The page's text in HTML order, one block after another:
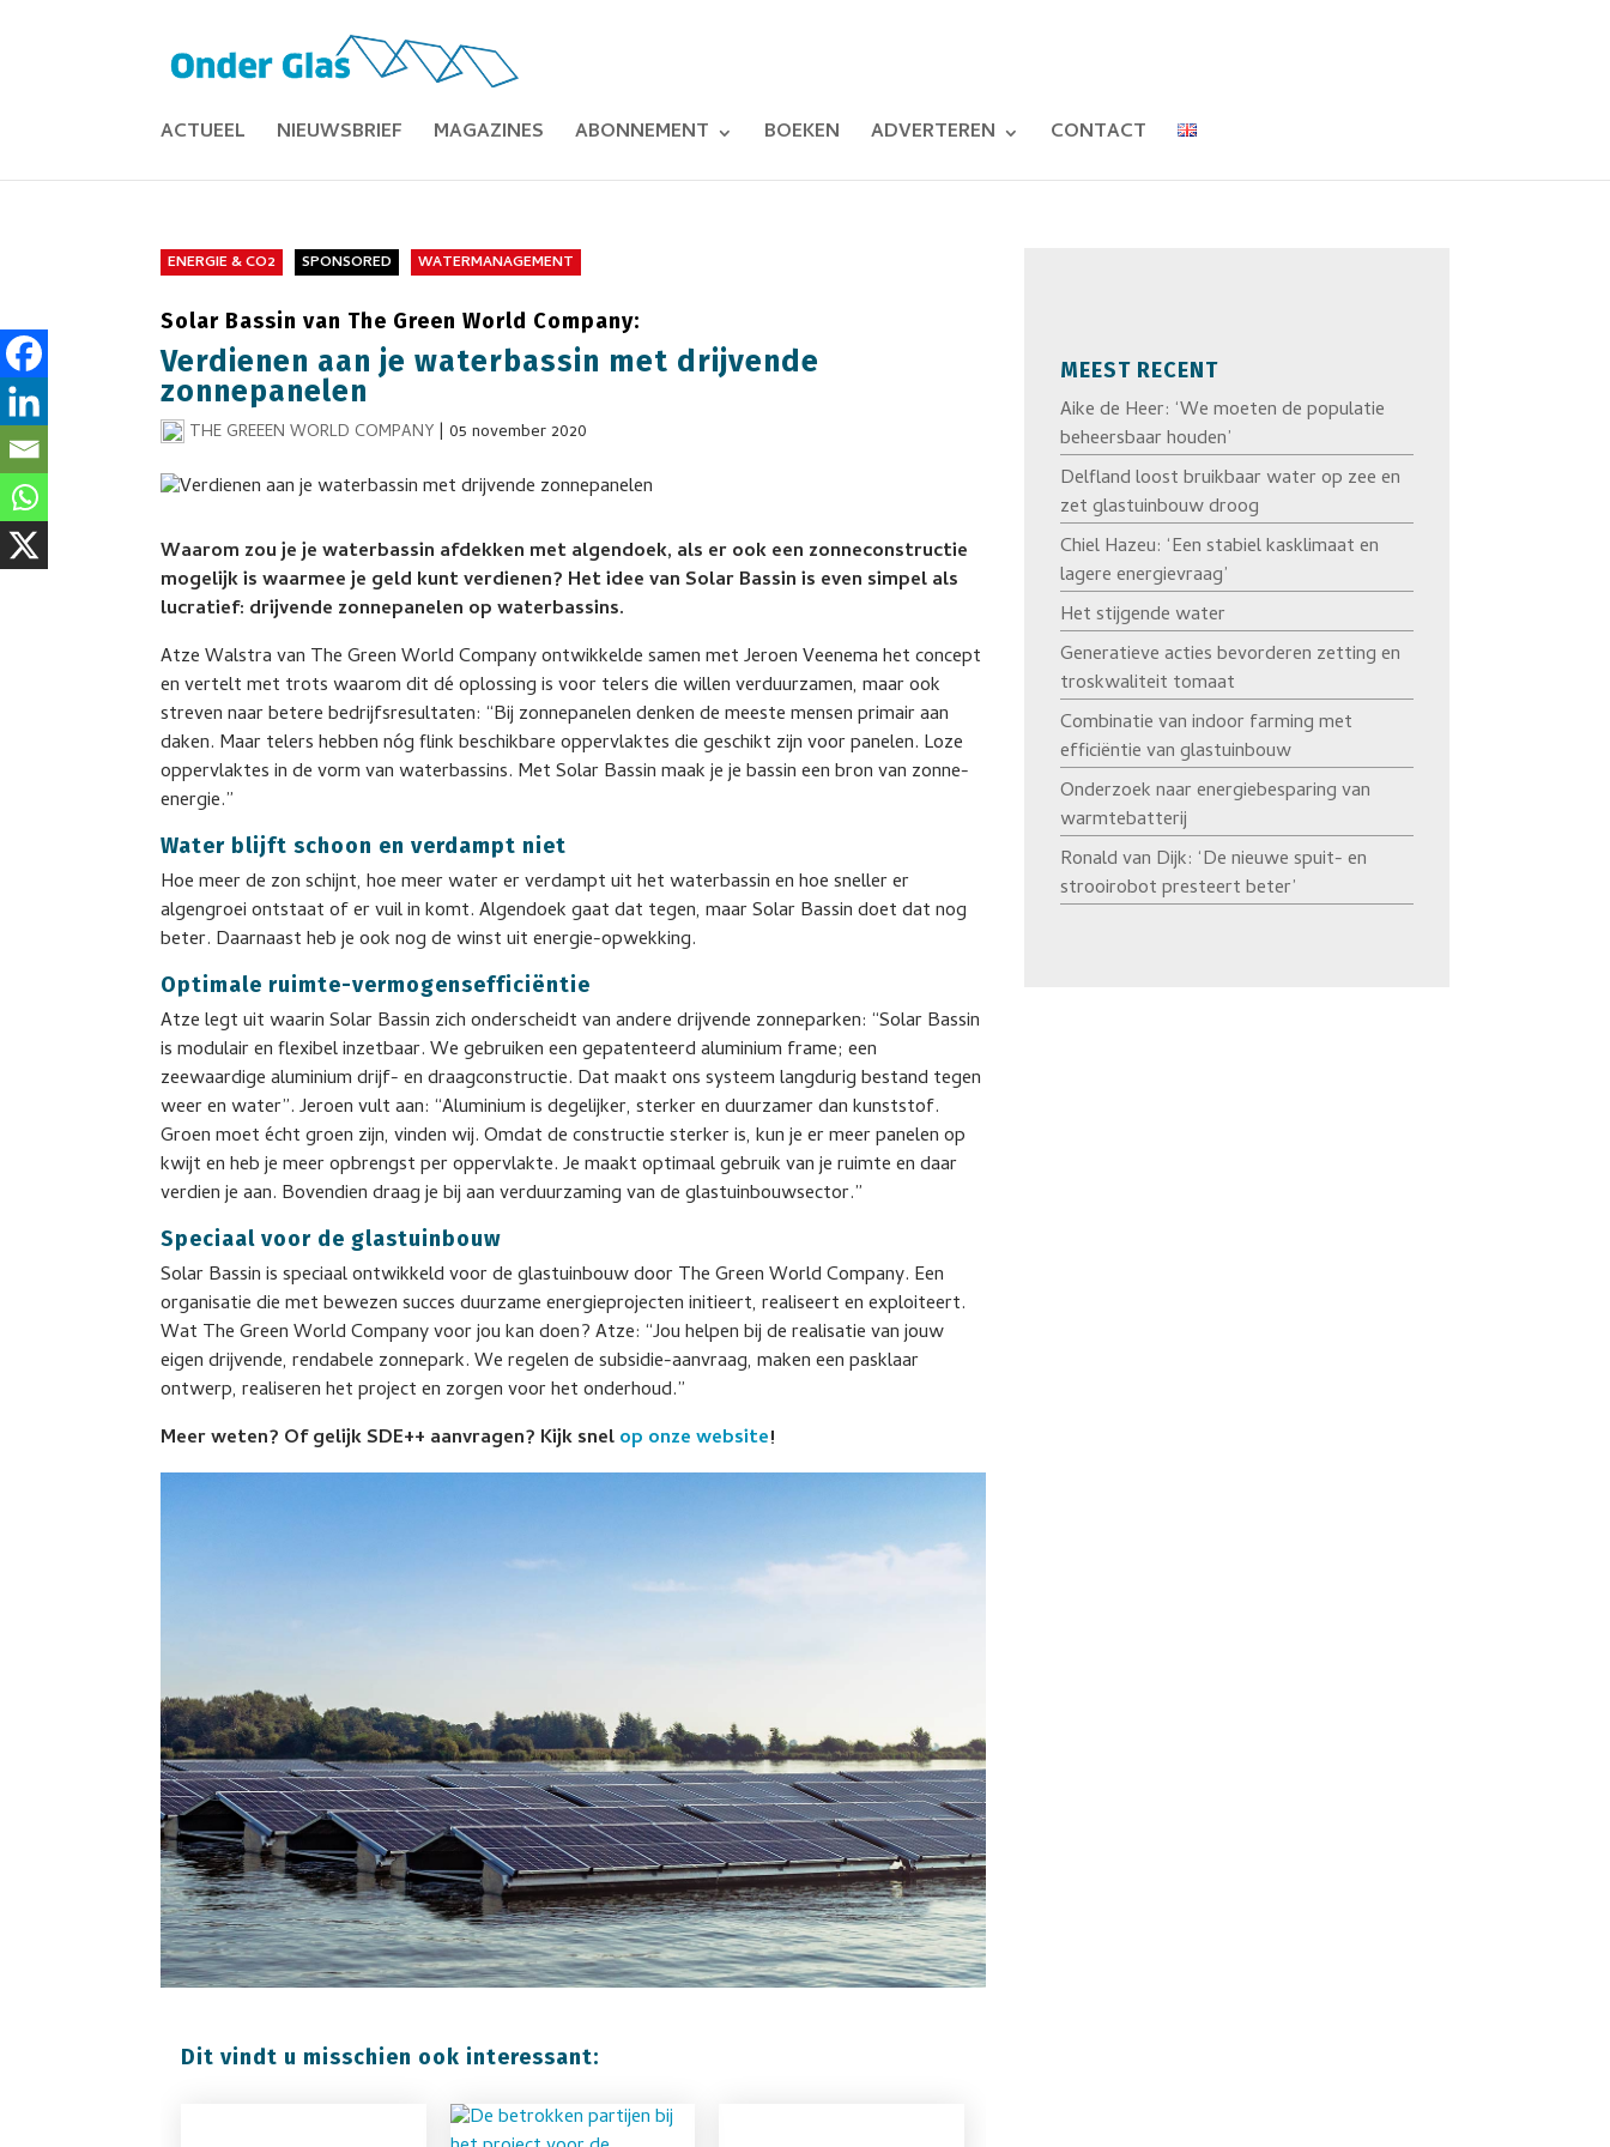
ACTUEEL NIEUWSBRIEF MAGAZINES ABONNEMENT BOEKEN ADVERTEREN CONTACT
ENERGIE & CO2 SPONSORED WATERMANAGEMENT
Solar Bassin van The Green World Company:
Verdienen aan je waterbassin met drijvende
zonnepanelen
THE GREEEN WORLD COMPANY |05 november 2020
Waarom zou je je waterbassin afdekken met algendoek, als er ook een zonneconstructie
mogelijk is waarmee je geld kunt verdienen? Het idee van Solar Bassin is even simpel als
lucratief: drijvende zonnepanelen op waterbassins.
Atze Walstra van The Green World Company ontwikkelde samen met Jeroen Veenema het concept
en vertelt met trots waarom dit dé oplossing is voor telers die willen verduurzamen, maar ook
streven naar betere bedrijfsresultaten: “Bij zonnepanelen denken de meeste mensen primair aan
daken. Maar telers hebben nóg flink beschikbare oppervlaktes die geschikt zijn voor panelen. Loze
oppervlaktes in de vorm van waterbassins. Met Solar Bassin maak je je bassin een bron van zonne-
energie.”
Water blijft schoon en verdampt niet
Hoe meer de zon schijnt, hoe meer water er verdampt uit het waterbassin en hoe sneller er
algengroei ontstaat of er vuil in komt. Algendoek gaat dat tegen, maar Solar Bassin doet dat nog
beter. Daarnaast heb je ook nog de winst uit energie-opwekking.
Optimale ruimte-vermogensefficiëntie
Atze legt uit waarin Solar Bassin zich onderscheidt van andere drijvende zonneparken: “Solar Bassin
is modulair en flexibel inzetbaar. We gebruiken een gepatenteerd aluminium frame; een
zeewaardige aluminium drijf- en draagconstructie. Dat maakt ons systeem langdurig bestand tegen
weer en water”. Jeroen vult aan: “Aluminium is degelijker, sterker en duurzamer dan kunststof.
Groen moet écht groen zijn, vinden wij. Omdat de constructie sterker is, kun je er meer panelen op
kwijt en heb je meer opbrengst per oppervlakte. Je maakt optimaal gebruik van je ruimte en daar
verdien je aan. Bovendien draag je bij aan verduurzaming van de glastuinbouwsector.”
Speciaal voor de glastuinbouw
Solar Bassin is speciaal ontwikkeld voor de glastuinbouw door The Green World Company. Een
organisatie die met bewezen succes duurzame energieprojecten initieert, realiseert en exploiteert.
Wat The Green World Company voor jou kan doen? Atze: “Jou helpen bij de realisatie van jouw
eigen drijvende, rendabele zonnepark. We regelen de subsidie-aanvraag, maken een pasklaar
ontwerp, realiseren het project en zorgen voor het onderhoud.”
Meer weten? Of gelijk SDE++ aanvragen? Kijk snelop onze website!
Dit vindt u misschien ook interessant:
MEEST RECENT
Aike de Heer: ‘We moeten de populatie
beheersbaar houden’
Delfland loost bruikbaar water op zee en
zet glastuinbouw droog
Chiel Hazeu: ‘Een stabiel kasklimaat en
lagere energievraag’
Het stijgende water
Generatieve acties bevorderen zetting en
troskwaliteit tomaat
Combinatie van indoor farming met
efficiëntie van glastuinbouw
Onderzoek naar energiebesparing van
warmtebatterij
Ronald van Dijk: ‘De nieuwe spuit- en
strooirobot presteert beter’